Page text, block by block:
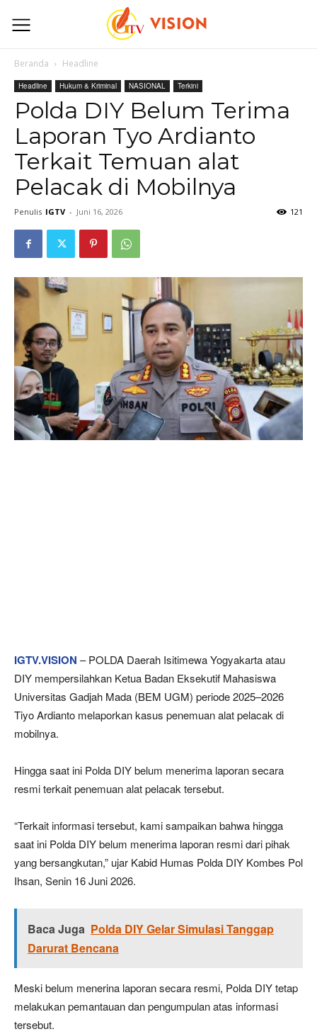
Beranda Headline
Headline Hukum & Kriminal NASIONAL Terkini
Polda DIY Belum Terima
Laporan Tyo Ardianto
Terkait Temuan alat
Pelacak di Mobilnya
Penulis IGTV - Juni 16, 2026 121
IGTV.VISION – POLDA Daerah Isitimewa Yogyakarta atau
DIY mempersilahkan Ketua Badan Eksekutif Mahasiswa
Universitas Gadjah Mada (BEM UGM) periode 2025–2026
Tiyo Ardianto melaporkan kasus penemuan alat pelacak di
mobilnya.
Hingga saat ini Polda DIY belum menerima laporan secara
resmi terkait penemuan alat pelacak tersebut.
“Terkait informasi tersebut, kami sampaikan bahwa hingga
saat ini Polda DIY belum menerima laporan resmi dari pihak
yang bersangkutan,” ujar Kabid Humas Polda DIY Kombes Pol
Ihsan, Senin 16 Juni 2026.
Baca Juga Polda DIY Gelar Simulasi Tanggap
Darurat Bencana
Meski belum menerina laporan secara resmi, Polda DIY tetap
melakukan pemantauan dan pengumpulan atas informasi
tersebut.